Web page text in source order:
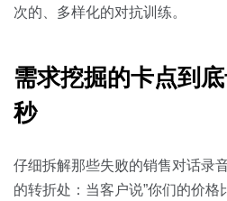
次的、多样化的对抗训练。
需求挖掘的卡点到
秒
仔细拆解那些失败的销售对话录
的转折处：当客户说”你们的价格